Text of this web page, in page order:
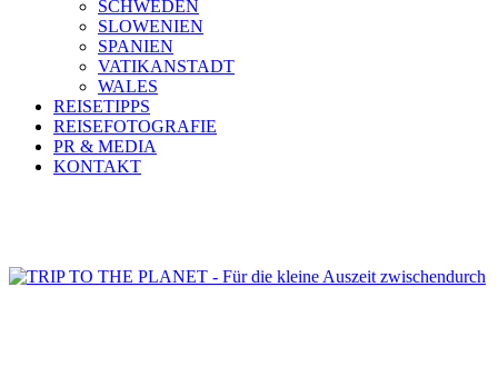
SCHWEDEN
SLOWENIEN
SPANIEN
VATIKANSTADT
WALES
REISETIPPS
REISEFOTOGRAFIE
PR & MEDIA
KONTAKT